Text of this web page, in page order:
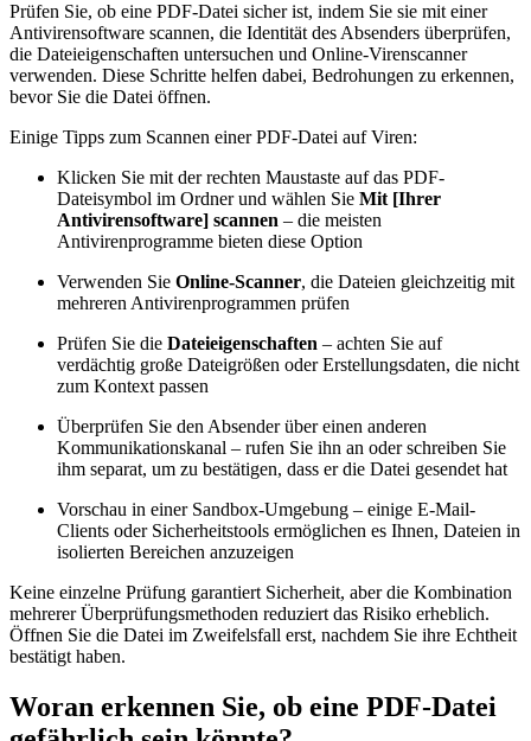
Prüfen Sie, ob eine PDF-Datei sicher ist, indem Sie sie mit einer
Antivirensoftware scannen, die Identität des Absenders überprüfen,
die Dateieigenschaften untersuchen und Online-Virenscanner
verwenden. Diese Schritte helfen dabei, Bedrohungen zu erkennen,
bevor Sie die Datei öffnen.
Einige Tipps zum Scannen einer PDF-Datei auf Viren:
Klicken Sie mit der rechten Maustaste auf das PDF-
Dateisymbol im Ordner und wählen Sie Mit [Ihrer
Antivirensoftware] scannen – die meisten
Antivirenprogramme bieten diese Option
Verwenden Sie Online-Scanner, die Dateien gleichzeitig mit
mehreren Antivirenprogrammen prüfen
Prüfen Sie die Dateieigenschaften – achten Sie auf
verdächtig große Dateigrößen oder Erstellungsdaten, die nicht
zum Kontext passen
Überprüfen Sie den Absender über einen anderen
Kommunikationskanal – rufen Sie ihn an oder schreiben Sie
ihm separat, um zu bestätigen, dass er die Datei gesendet hat
Vorschau in einer Sandbox-Umgebung – einige E-Mail-
Clients oder Sicherheitstools ermöglichen es Ihnen, Dateien in
isolierten Bereichen anzuzeigen
Keine einzelne Prüfung garantiert Sicherheit, aber die Kombination
mehrerer Überprüfungsmethoden reduziert das Risiko erheblich.
Öffnen Sie die Datei im Zweifelsfall erst, nachdem Sie ihre Echtheit
bestätigt haben.
Woran erkennen Sie, ob eine PDF-Datei